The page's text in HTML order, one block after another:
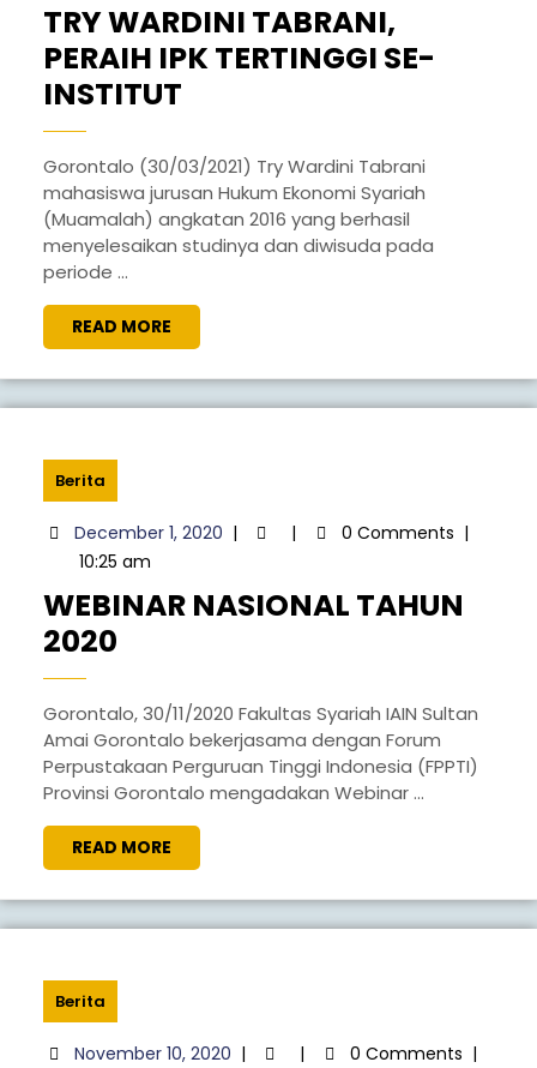
TRY WARDINI TABRANI,
PERAIH IPK TERTINGGI SE-
INSTITUT
TABRANI,
PERAIH
IPK
SE-
INSTITUT
Gorontalo (30/03/2021) Try Wardini Tabrani
mahasiswa jurusan Hukum Ekonomi Syariah
(Muamalah) angkatan 2016 yang berhasil
menyelesaikan studinya dan diwisuda pada
periode ...
READ MORE
MORE
Berita
December 1, 2020December
| | 0 Comments |
10:25 am
WEBINAR NASIONAL TAHUN
2020
TAHUN
2020
Gorontalo, 30/11/2020 Fakultas Syariah IAIN Sultan
Amai Gorontalo bekerjasama dengan Forum
Perpustakaan Perguruan Tinggi Indonesia (FPPTI)
Provinsi Gorontalo mengadakan Webinar ...
READ MORE
MORE
Berita
November 10, 2020November
| | 0 Comments |